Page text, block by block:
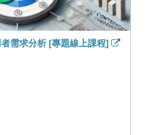
需求分析 [專題線上課程]